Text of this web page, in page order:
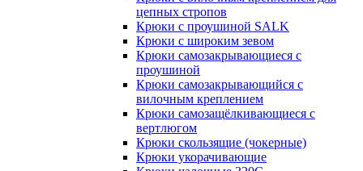
цепных стропов
Крюки с проушиной SALK
Крюки с широким зевом
Крюки самозакрывающиеся с
проушиной
Крюки самозакрывающийся с
вилочным креплением
Крюки самозащёлкивающиеся с
вертлюгом
Крюки скользящие (чокерные)
Крюки укорачивающие